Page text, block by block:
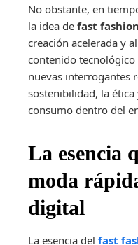
No obstante, en
la idea de fast
creación acelerada y
contenido
nuevas interrogantes
sostenibilidad, la
consumo dentro del
La esencia
moda
digital
La esencia del fast